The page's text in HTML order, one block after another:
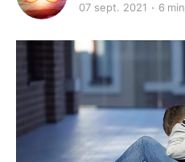
07 sept. 2021 6 min